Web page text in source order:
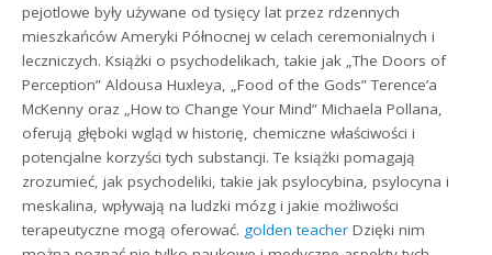
pejotlowe były używane od tysięcy lat przez rdzennych
mieszkańców Ameryki Północnej w celach ceremonialnych i
leczniczych. Książki o psychodelikach, takie jak „The Doors of
Perception” Aldousa Huxleya, „Food of the Gods” Terence’a
McKenny oraz „How to Change Your Mind” Michaela Pollana,
oferują głęboki wgląd w historię, chemiczne właściwości i
potencjalne korzyści tych substancji. Te książki pomagają
zrozumieć, jak psychodeliki, takie jak psylocybina, psylocyna i
meskalina, wpływają na ludzki mózg i jakie możliwości
terapeutyczne mogą oferować. golden teacher Dzięki nim